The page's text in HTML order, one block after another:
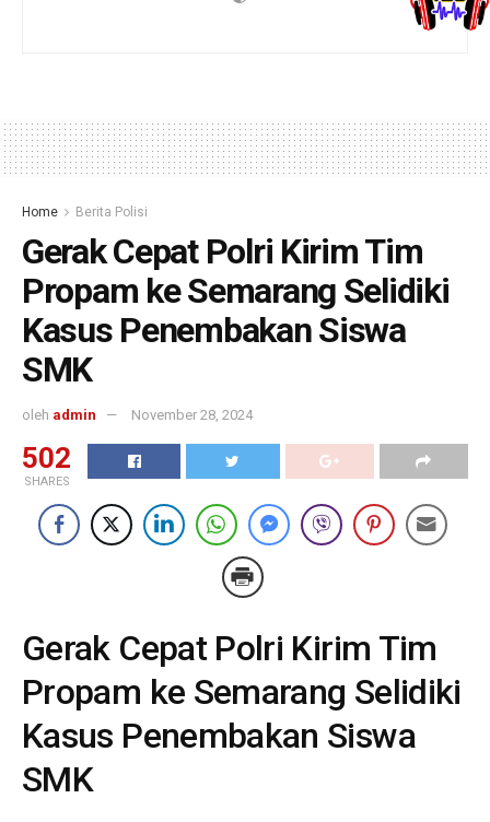
Home Berita Polisi
Gerak Cepat Polri Kirim Tim
Propam ke Semarang Selidiki
Kasus Penembakan Siswa
SMK
oleh admin November 28, 2024
502
SHARES
Gerak Cepat Polri Kirim Tim
Propam ke Semarang Selidiki
Kasus Penembakan Siswa
SMK